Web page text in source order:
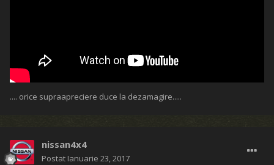
.... orice supraapreciere duce la dezamagire.....
nissan4x4
Postat Ianuarie 23, 2017